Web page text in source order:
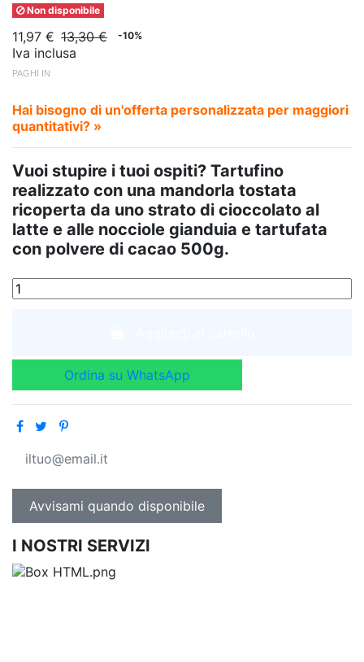
Non disponibile
11,97 € 13,30 € -10%
Iva inclusa
PAGHI IN
Hai bisogno di un'offerta personalizzata per maggiori
quantitativi? »
Vuoi stupire i tuoi ospiti? Tartufino
realizzato con una mandorla tostata
ricoperta da uno strato di cioccolato al
latte e alle nocciole gianduia e tartufata
con polvere di cacao 500g.
Ordina su WhatsApp
I NOSTRI SERVIZI